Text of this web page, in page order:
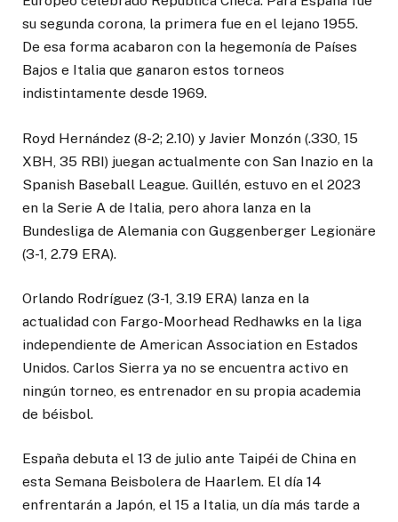
su segunda corona, la primera fue en el lejano 1955.
De esa forma acabaron con la hegemonía de Países
Bajos e Italia que ganaron estos torneos
indistintamente desde 1969.
Royd Hernández (8-2; 2.10) y Javier Monzón (.330, 15
XBH, 35 RBI) juegan actualmente con San Inazio en la
Spanish Baseball League. Guillén, estuvo en el 2023
en la Serie A de Italia, pero ahora lanza en la
Bundesliga de Alemania con Guggenberger Legionäre
(3-1, 2.79 ERA).
Orlando Rodríguez (3-1, 3.19 ERA) lanza en la
actualidad con Fargo-Moorhead Redhawks en la liga
independiente de American Association en Estados
Unidos. Carlos Sierra ya no se encuentra activo en
ningún torneo, es entrenador en su propia academia
de béisbol.
España debuta el 13 de julio ante Taipéi de China en
esta Semana Beisbolera de Haarlem. El día 14
enfrentarán a Japón, el 15 a Italia, un día más tarde a